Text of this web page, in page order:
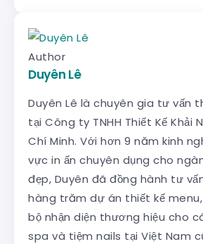
Author
Duyên Lê
Duyên Lê là chuyên gia tư vấn
tại Công ty TNHH Thiết Kế Khải
Chí Minh. Với hơn 9 năm kinh
vực in ấn chuyên dụng cho
đẹp, Duyên đã đồng hành tư
hàng trăm dự án thiết kế
bộ nhận diện thương hiệu cho
spa và tiệm nails tại Việt Nam